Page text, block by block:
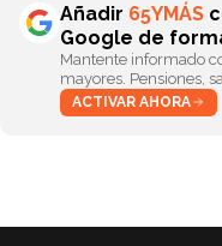
Añadir 65YMÁS
Google de
Mantente informado
mayores. Pensiones,
ACTIVAR AHORA